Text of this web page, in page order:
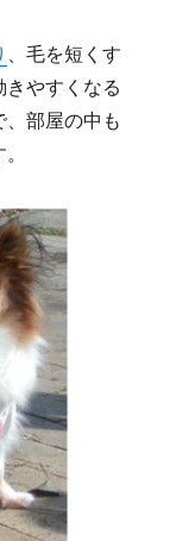
、毛を短くす
やすくなる
部屋の中も